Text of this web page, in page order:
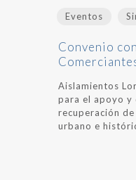
Eventos
Convenio
Aislamientos
para el apoyo y
recuperación
urbano e